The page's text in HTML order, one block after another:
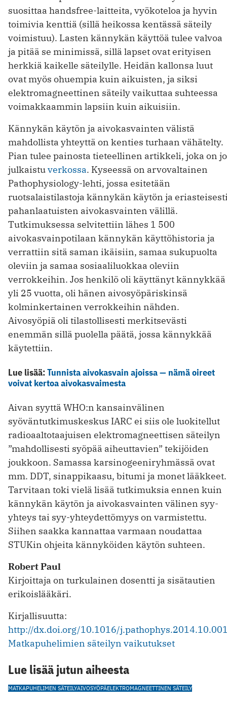
suosittaa handsfree-laitteita, vyökoteloa ja hyvin
toimivia kenttiä (sillä heikossa kentässä säteily
voimistuu). Lasten kännykän käyttöä tulee valvoa
ja pitää se minimissä, sillä lapset ovat erityisen
herkkiä kaikelle säteilylle. Heidän kallonsa luut
ovat myös ohuempia kuin aikuisten, ja siksi
elektromagneettinen säteily vaikuttaa suhteessa
voimakkaammin lapsiin kuin aikuisiin.
Kännykän käytön ja aivokasvainten välistä
mahdollista yhteyttä on kenties turhaan vähätelty.
Pian tulee painosta tieteellinen artikkeli, joka on jo
julkaistuverkossa. Kyseessä on arvovaltainen
Pathophysiology-lehti, jossa esitetään
ruotsalaistilastoja kännykän käytön ja
pahanlaatuisten aivokasvainten välillä.
Tutkimuksessa selvitettiin lähes 1 500
aivokasvainpotilaan kännykän käyttöhistoria ja
verrattiin sitä saman ikäisiin, samaa sukupuolta
oleviin ja samaa sosiaaliluokkaa oleviin
verrokkeihin. Jos henkilö oli käyttänyt kännykkää
yli 25 vuotta, oli hänen aivosyöpäriskinsä
kolminkertainen verrokkeihin nähden.
Aivosyöpiä oli tilastollisesti merkitsevästi
enemmän sillä puolella päätä, jossa kännykkää
käytettiin.
Lue lisää:Tunnista aivokasvain ajoissa — nämä oireet
voivat kertoa aivokasvaimesta
Aivan syyttä WHO:n kansainvälinen
syöväntutkimuskeskus IARC ei siis ole luokitellut
radioaaltotaajuisen elektromagneettisen säteilyn
”mahdollisesti syöpää aiheuttavien” tekijöiden
joukkoon. Samassa karsinogeeniryhmässä ovat
mm. DDT, sinappikaasu, bitumi ja monet lääkkeet.
Tarvitaan toki vielä lisää tutkimuksia ennen kuin
kännykän käytön ja aivokasvainten välinen syy-
yhteys tai syy-yhteydettömyys on varmistettu.
Siihen saakka kannattaa varmaan noudattaa
STUKin ohjeita kännyköiden käytön suhteen.
Robert Paul
Kirjoittaja on turkulainen dosentti ja sisätautien
erikoislääkäri.
Kirjallisuutta:
http://dx.doi.org/10.1016/
Matkapuhelimien säteilyn vaikutukset
Lue lisää jutun aiheesta
MATKAPUHELIMEN SÄTEILYAIVOSYÖPÄELEKTROMAGNEETTINEN SÄTEILY